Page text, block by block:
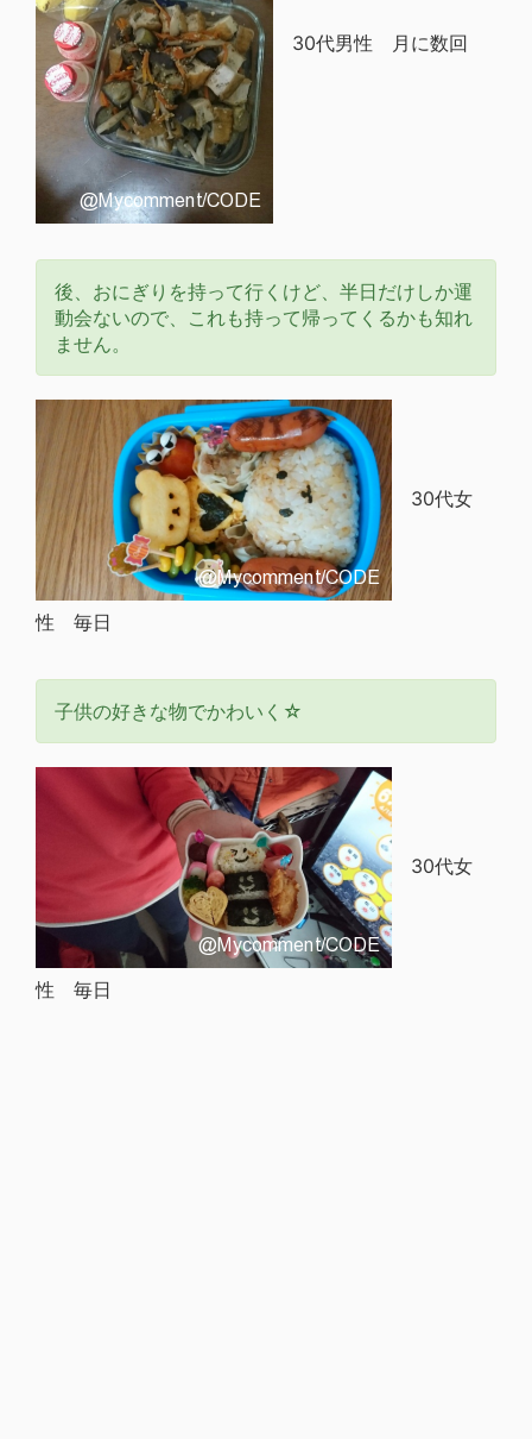
30代男性 月に数回
後、おにぎりを持って行くけど、半日だけしか運
動会ないので、これも持って帰ってくるかも知れ
ません。
30代女
性 毎日
子供の好きな物でかわいく☆
30代女
性 毎日